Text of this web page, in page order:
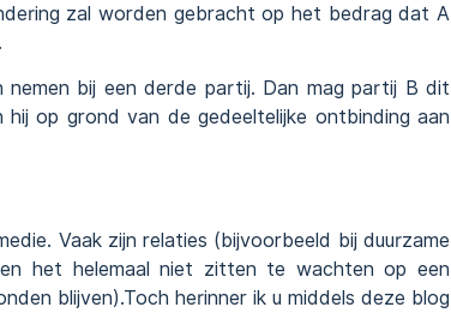
zal worden gebracht op het bedrag dat A
bij een derde partij. Dan mag partij B dit
op grond van de gedeeltelijke ontbinding aan
Vaak zijn relaties (bijvoorbeeld bij duurzame
het helemaal niet zitten te wachten op een
blijven).Toch herinner ik u middels deze blog